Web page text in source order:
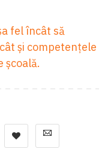
fel încât să
şi competenţele
şcoală.